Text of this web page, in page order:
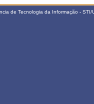
de Tecnologia da Informação -